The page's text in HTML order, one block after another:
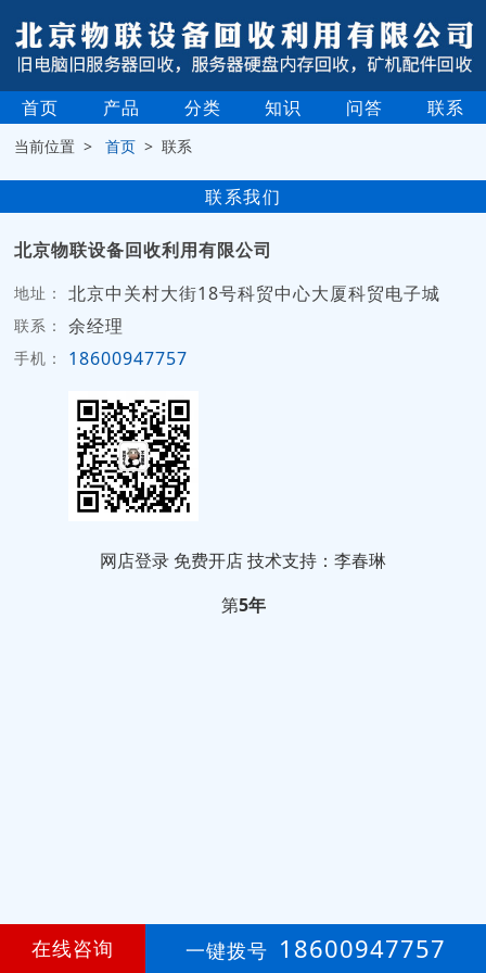
首页 产品 分类 知识 问答 联系
当前位置 >首页 > 联系
联系我们
北京物联设备回收利用有限公司
地址： 北京中关村大街18号科贸中心大厦科贸电子城
联系： 余经理
手机： 18600947757
网店登录 免费开店技术支持：李春琳
第5年
在线咨询 一键拨号 18600947757